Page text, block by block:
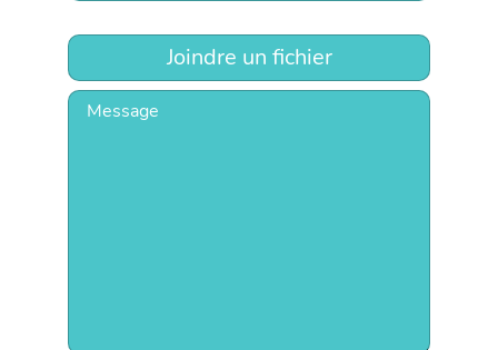
Joindre un fichier